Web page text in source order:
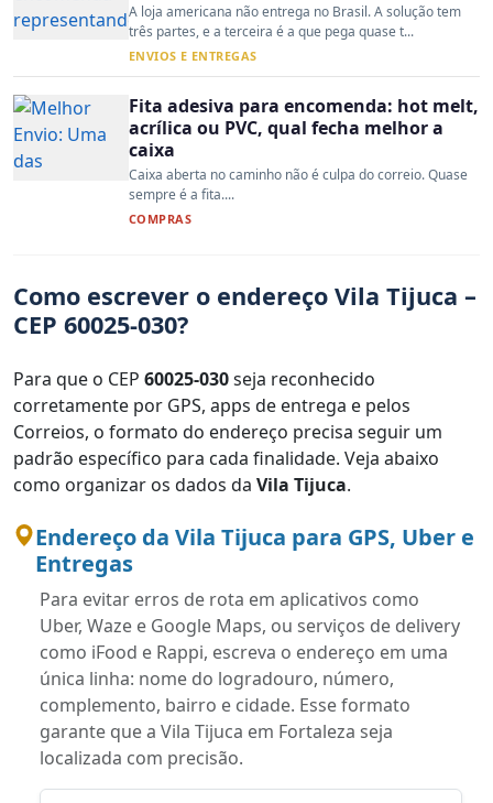
A loja americana não entrega no Brasil. A solução tem
três partes, e a terceira é a que pega quase t...
ENVIOS E ENTREGAS
Fita adesiva para encomenda: hot melt,
acrílica ou PVC, qual fecha melhor a
caixa
Caixa aberta no caminho não é culpa do correio. Quase
sempre é a fita....
COMPRAS
Como escrever o endereço Vila Tijuca –
CEP 60025-030?
Para que o CEP 60025-030seja reconhecido
corretamente por GPS, apps de entrega e pelos
Correios, o formato do endereço precisa seguir um
padrão específico para cada finalidade. Veja abaixo
como organizar os dados da Vila Tijuca.
Endereço da Vila Tijuca para GPS, Uber e
Entregas
Para evitar erros de rota em aplicativos como
Uber, Waze e Google Maps, ou serviços de delivery
como iFood e Rappi, escreva o endereço em uma
única linha: nome do logradouro, número,
complemento, bairro e cidade. Esse formato
garante que a Vila Tijuca em Fortaleza seja
localizada com precisão.